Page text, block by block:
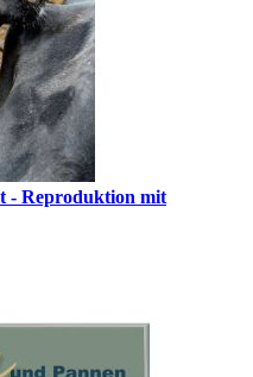
- Reproduktion mit